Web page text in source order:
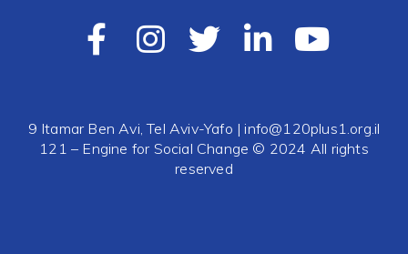
9 Itamar Ben Avi, Tel Aviv-Yafo | info@120plus1.org.il
121 – Engine for Social Change © 2024 All rights
reserved